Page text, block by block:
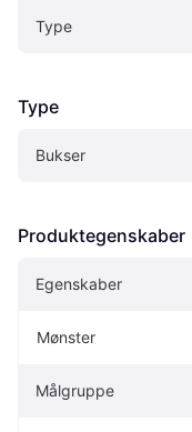
Type
Type
Bukser
Produktegenskaber
Egenskaber
Mønster
Målgruppe